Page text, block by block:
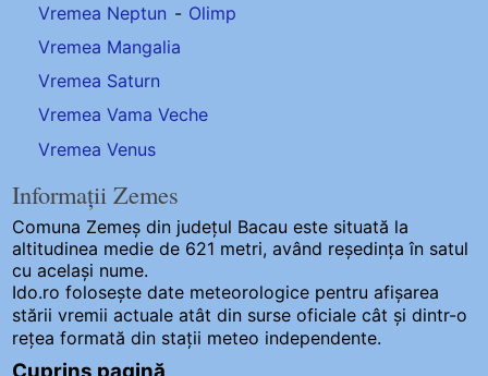
Vremea Neptun - Olimp
Vremea Mangalia
Vremea Saturn
Vremea Vama Veche
Vremea Venus
Informații Zemes
Comuna Zemeș din județul Bacau este situată la
altitudinea medie de 621 metri, având reședința în satul
cu același nume.
Ido.ro folosește date meteorologice pentru afișarea
stării vremii actuale atât din surse oficiale cât și dintr-o
rețea formată din stații meteo independente.
Cuprins pagină